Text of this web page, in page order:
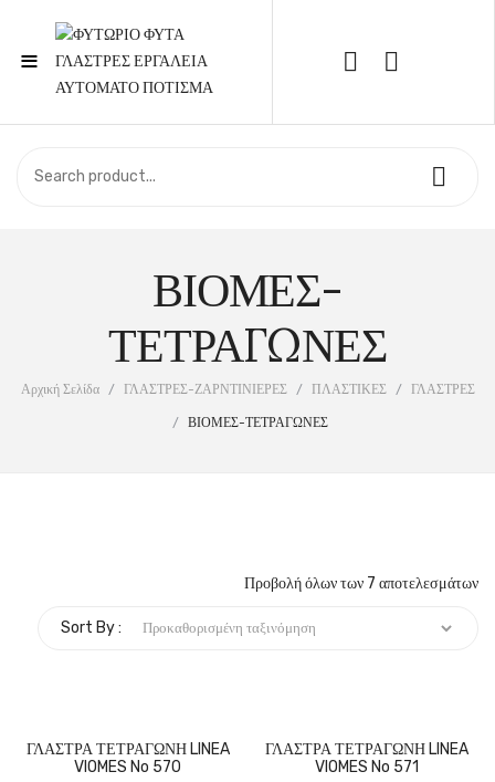
≡
Call Support: 210 6857844
ΣΧΕΤΙΚΆ ΜΕ ΕΜΆΣ
ΒΙΟΜΕΣ-
ΤΕΤΡΑΓΩΝΕΣ
Αρχική Σελίδα / ΓΛΑΣΤΡΕΣ-ΖΑΡΝΤΙΝΙΕΡΕΣ / ΠΛΑΣΤΙΚΕΣ / ΓΛΑΣΤΡΕΣ
/ ΒΙΟΜΕΣ-ΤΕΤΡΑΓΩΝΕΣ
Προβολή όλων των 7 αποτελεσμάτων
Sort By :
ΓΛΑΣΤΡΑ ΤΕΤΡΑΓΩΝΗ LINEA
VIOMES No 570
ΓΛΑΣΤΡΑ ΤΕΤΡΑΓΩΝΗ LINEA
VIOMES No 571